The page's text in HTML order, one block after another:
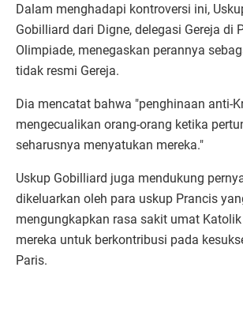
Dalam menghadapi kontroversi ini,
Gobilliard dari Digne, delegasi Gereja di
Olimpiade, menegaskan perannya
tidak resmi Gereja.
Dia mencatat bahwa "penghinaan anti-
mengecualikan orang-orang ketika
seharusnya menyatukan mereka."
Uskup Gobilliard juga mendukung
dikeluarkan oleh para uskup Prancis
mengungkapkan rasa sakit umat
mereka untuk berkontribusi pada
Paris.